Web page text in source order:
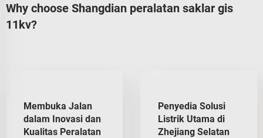
Why choose Shangdian peralatan saklar gis
11kv?
Membuka Jalan
dalam Inovasi dan
Kualitas Peralatan
Penyedia Solusi
Listrik Utama di
Zhejiang Selatan